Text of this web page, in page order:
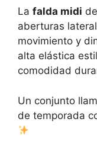
La falda midi
aberturas
movimiento y
alta elástica
comodidad
Un conjunto
de temporada